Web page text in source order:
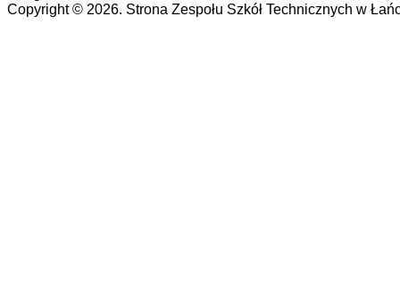
Copyright © 2026. Strona Zespołu Szkół Technicznych w